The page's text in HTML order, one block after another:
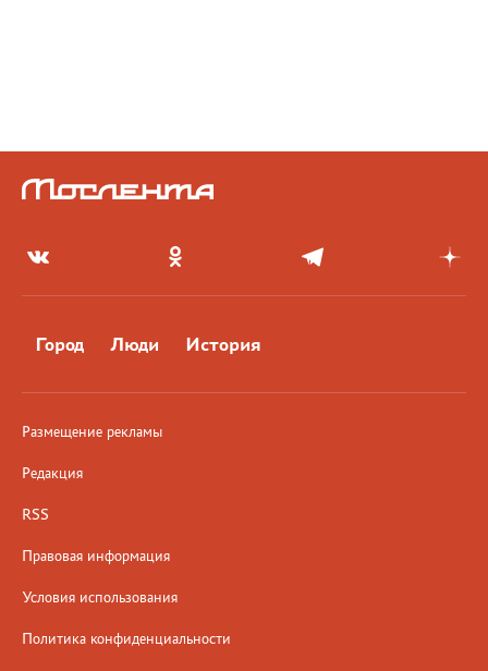
Город Люди История
Размещение рекламы
Редакция
RSS
Правовая информация
Условия использования
Политика конфиденциальности